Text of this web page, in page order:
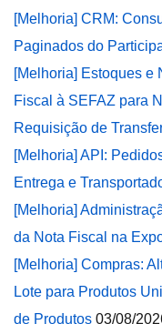
[Melhoria] CRM:
Paginados do
[Melhoria] Estoques e
Fiscal à SEFAZ para
Requisição de
[Melhoria] API:
Entrega e
[Melhoria]
da Nota Fiscal na
[Melhoria] Compras:
Lote para Produtos
de Produtos 03/08/